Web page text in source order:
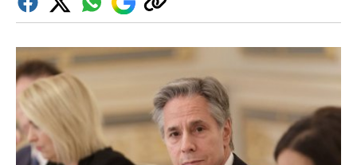
FacebookTwitterWhatsapp
Google
Discover
Copiar
enlace